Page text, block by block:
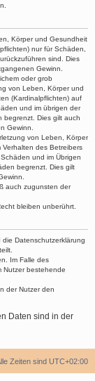
Körper und Gesundheit
nur für Schäden,
sind. Dies
Gewinn.
oder grob
von Leben, Körper und
(Kardinalpflichten) auf
und im übrigen der
begrenzt. Dies gilt auch
Gewinn.
von Leben, Körper
des Betreibers
und im Übrigen
begrenzt. Dies gilt
auch zugunsten der
bleiben unberührt.
Datenschutzerklärung
Im Falle des
Nutzer bestehende
der Nutzer den
Daten sind in der
Zeiten sind UTC+02:00